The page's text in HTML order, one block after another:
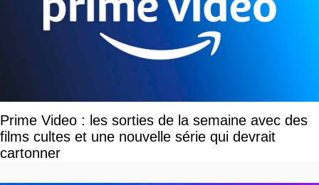
Prime Video : les sorties de la semaine avec des
films cultes et une nouvelle série qui devrait
cartonner